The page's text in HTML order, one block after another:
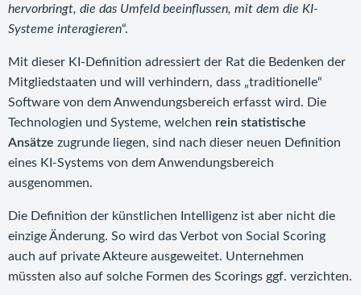
hervorbringt, die das Umfeld beeinflussen, mit dem die KI-
Systeme interagieren“.
Mit dieser KI-Definition adressiert der Rat die Bedenken der
Mitgliedstaaten und will verhindern, dass „traditionelle“
Software von dem Anwendungsbereich erfasst wird. Die
Technologien und Systeme, welchen rein statistische
Ansätze zugrunde liegen, sind nach dieser neuen Definition
eines KI-Systems von dem Anwendungsbereich
ausgenommen.
Die Definition der künstlichen Intelligenz ist aber nicht die
einzige Änderung. So wird das Verbot von Social Scoring
auch auf private Akteure ausgeweitet. Unternehmen
müssten also auf solche Formen des Scorings ggf. verzichten.